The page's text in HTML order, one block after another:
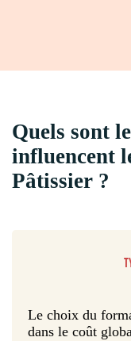
Quels sont
influencent
Pâtissier ?
Le choix du
dans le coût